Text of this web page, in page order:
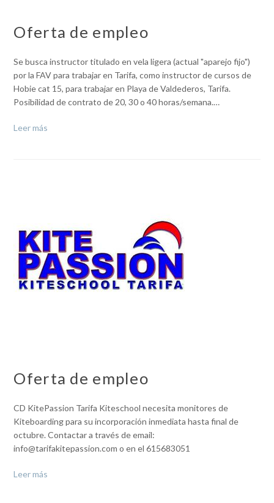
Oferta de empleo
Se busca instructor titulado en vela ligera (actual "aparejo fijo")
por la FAV para trabajar en Tarifa, como instructor de cursos de
Hobie cat 15, para trabajar en Playa de Valdederos, Tarifa.
Posibilidad de contrato de 20, 30 o 40 horas/semana.…
Leer más
Oferta de empleo
CD KitePassion Tarifa Kiteschool necesita monitores de
Kiteboarding para su incorporación inmediata hasta final de
octubre. Contactar a través de email:
info@tarifakitepassion.com o en el 615683051
Leer más